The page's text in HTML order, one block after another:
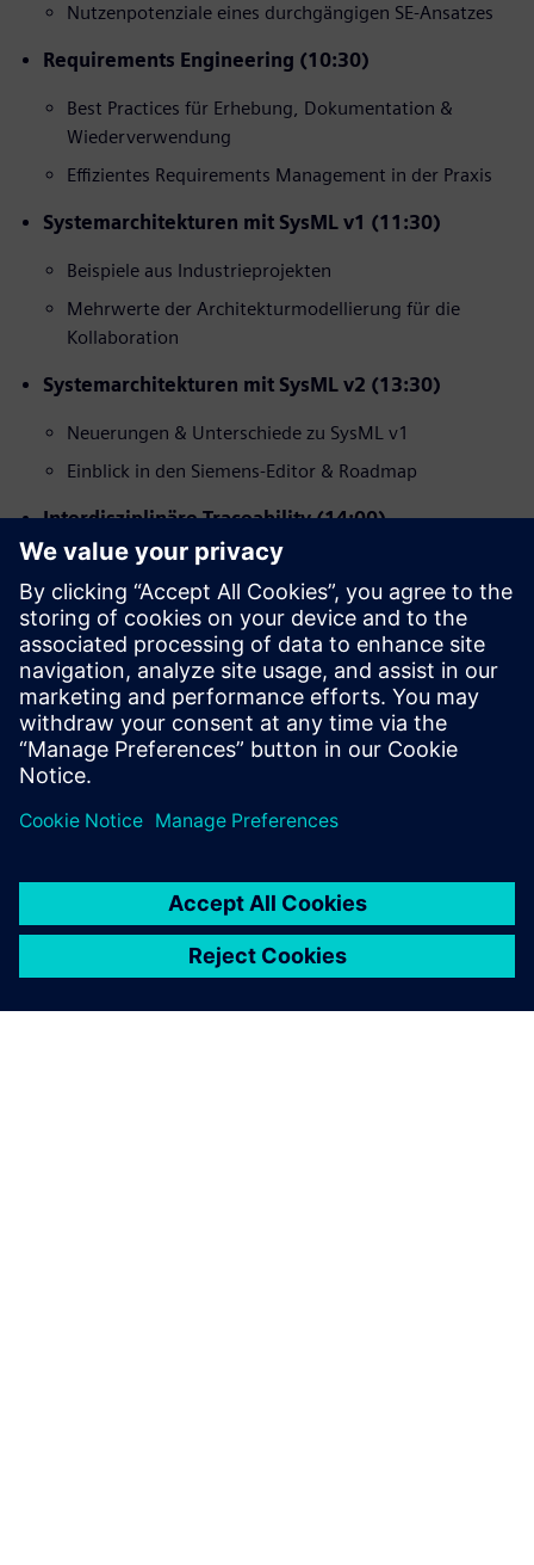
Nutzenpotenziale eines durchgängigen SE‑Ansatzes
Requirements Engineering (10:30)
Best Practices für Erhebung, Dokumentation &
Wiederverwendung
Effizientes Requirements Management in der Praxis
Systemarchitekturen mit SysML v1 (11:30)
Beispiele aus Industrieprojekten
Mehrwerte der Architekturmodellierung für die
Kollaboration
Systemarchitekturen mit SysML v2 (13:30)
Neuerungen & Unterschiede zu SysML v1
Einblick in den Siemens‑Editor & Roadmap
Interdisziplinäre Traceability (14:00)
Nutzen entlang des gesamten Systemlebenszyklus
Positive Effekte auf Zusammenarbeit &
Entwicklungsqualität
KI im Systems Engineering (15:00)
Verständnis zu GenAI/ML/KI
Beispielhafte KI‑Use Cases im Engineeringumfeld